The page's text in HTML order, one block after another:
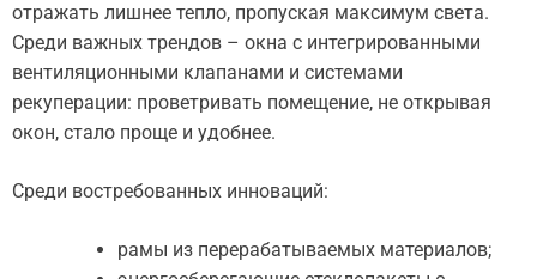
отражать лишнее тепло, пропуская максимум света.
Среди важных трендов – окна с интегрированными
вентиляционными клапанами и системами
рекуперации: проветривать помещение, не открывая
окон, стало проще и удобнее.
Среди востребованных инноваций:
рамы из перерабатываемых материалов;